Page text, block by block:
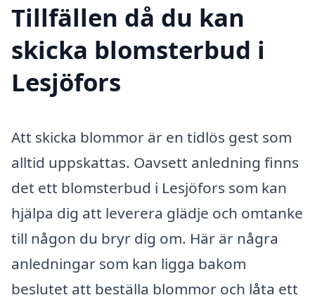
Tillfällen då du kan
skicka blomsterbud i
Lesjöfors
Att skicka blommor är en tidlös gest som
alltid uppskattas. Oavsett anledning finns
det ett blomsterbud i Lesjöfors som kan
hjälpa dig att leverera glädje och omtanke
till någon du bryr dig om. Här är några
anledningar som kan ligga bakom
beslutet att beställa blommor och låta ett